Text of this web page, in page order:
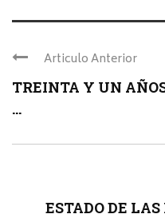
Articulo Anterior
TREINTA Y UN
...
ESTADO DE